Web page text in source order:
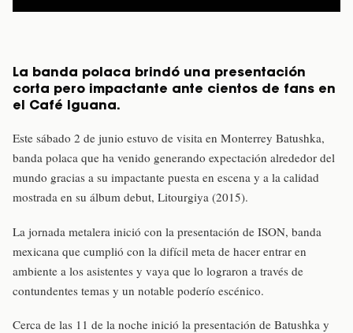
La banda polaca brindó una presentación
corta pero impactante ante cientos de fans en
el Café Iguana.
Este sábado 2 de junio estuvo de visita en Monterrey Batushka,
banda polaca que ha venido generando expectación alrededor del
mundo gracias a su impactante puesta en escena y a la calidad
mostrada en su álbum debut, Litourgiya (2015).
La jornada metalera inició con la presentación de ISON, banda
mexicana que cumplió con la difícil meta de hacer entrar en
ambiente a los asistentes y vaya que lo lograron a través de
contundentes temas y un notable poderío escénico.
Cerca de las 11 de la noche inició la presentación de Batushka y